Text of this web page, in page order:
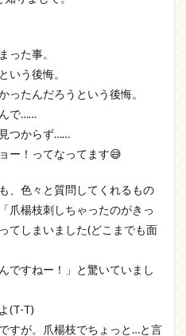
った事。
いう後悔。
ったんだろうという後悔。
で……
つからず……
ー！ってなってます😅
、色々と質問してくれるもの
爪楊枝刺しちゃったのがきっ
てしまいました(どこまでも面
ですねー！」と驚いていまし
(T-T)
すが。爪楊枝でちょっと…と言